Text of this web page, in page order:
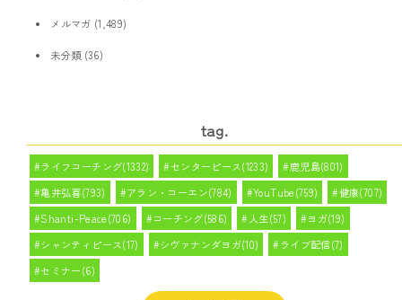
メルマガ (1,489)
未分類(36)
tag.
ライフコーチング(1332) センターピース(1233)
鹿児島(801)
亀井弘喜(793)
アラン・コーエン(784) YouTube(759)
健康(707)
Shanti-Peace(706)
コーチング(586) 人生(57)
ヨガ(19)
シャンティピース(17)
シヴァナンダヨガ(10)
ライブ配信(7)
セミナー(6)